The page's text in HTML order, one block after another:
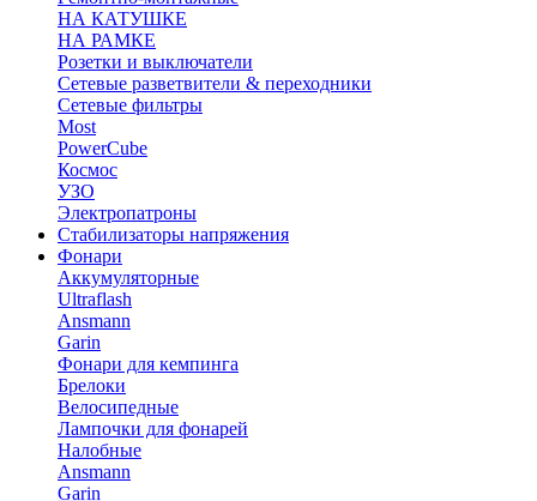
НА КАТУШКЕ
НА РАМКЕ
Розетки и выключатели
Сетевые разветвители & переходники
Сетевые фильтры
Most
PowerCube
Космос
УЗО
Электропатроны
Стабилизаторы напряжения
Фонари
Аккумуляторные
Ultraflash
Ansmann
Garin
Фонари для кемпинга
Брелоки
Велосипедные
Лампочки для фонарей
Налобные
Ansmann
Garin